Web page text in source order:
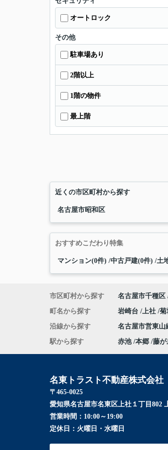
オートロック
その他
駐車場あり
2階以上
1階の物件
最上階
近くの市区町村から探す
名古屋市昭和区
おすすめこだわり特集
マンション(0件) 中古戸建(0件) 土
市区町村から探す 名古屋市千種区
町名から探す 岩崎台 上社 菊
沿線から探す 名古屋市営東山
駅から探す 赤池 本郷 藤が
名東トラスト不動産株式会社
〒465-0025
愛知県名古屋市名東区上社１丁目802
営業時間： 10:00～19:00
定休日： 火曜日・水曜日